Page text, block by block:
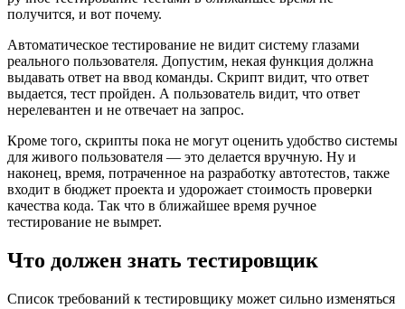
получится, и вот почему.
Автоматическое тестирование не видит систему глазами
реального пользователя. Допустим, некая функция должна
выдавать ответ на ввод команды. Скрипт видит, что ответ
выдается, тест пройден. А пользователь видит, что ответ
нерелевантен и не отвечает на запрос.
Кроме того, скрипты пока не могут оценить удобство системы
для живого пользователя — это делается вручную. Ну и
наконец, время, потраченное на разработку автотестов, также
входит в бюджет проекта и удорожает стоимость проверки
качества кода. Так что в ближайшее время ручное
тестирование не вымрет.
Что должен знать тестировщик
Список требований к тестировщику может сильно изменяться